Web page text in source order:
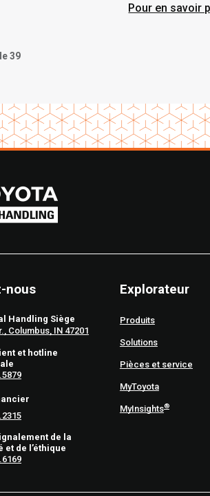
Pour en savoir
39
nous
Handling Siège
Columbus, IN 47201
et hotline
de la
et de l’éthique
Explorateur
Produits
Solutions
Pièces et service
MyToyota
MyInsights®